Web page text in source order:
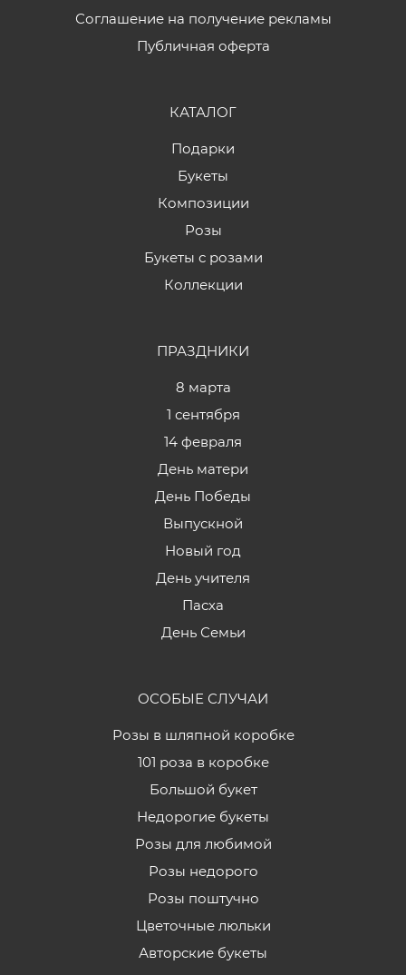
Соглашение на получение рекламы
Публичная оферта
КАТАЛОГ
Подарки
Букеты
Композиции
Розы
Букеты с розами
Коллекции
ПРАЗДНИКИ
8 марта
1 сентября
14 февраля
День матери
День Победы
Выпускной
Новый год
День учителя
Пасха
День Семьи
ОСОБЫЕ СЛУЧАИ
Розы в шляпной коробке
101 роза в коробке
Большой букет
Недорогие букеты
Розы для любимой
Розы недорого
Розы поштучно
Цветочные люльки
Авторские букеты